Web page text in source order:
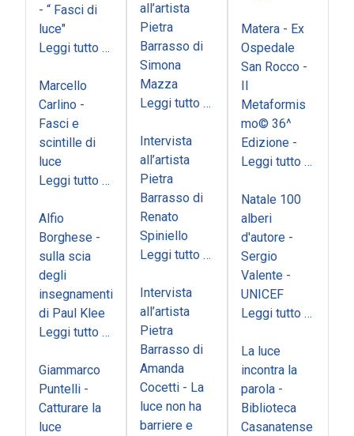
- “ Fasci di
luce"
Leggi tutto …
Marcello
Carlino -
Fasci e
scintille di
luce
Leggi tutto …
Alfio
Borghese -
sulla scia
degli
insegnamenti
di Paul Klee
Leggi tutto …
Giammarco
Puntelli -
Catturare la
luce
all’artista
Pietra
Barrasso di
Simona
Mazza
Leggi tutto …
Intervista
all’artista
Pietra
Barrasso di
Renato
Spiniello
Leggi tutto …
Intervista
all’artista
Pietra
Barrasso di
Amanda
Cocetti - La
luce non ha
barriere e
Matera - Ex
Ospedale
San Rocco -
Il
Metaformis
mo© 36^
Edizione -
Leggi tutto …
Natale 100
alberi
d'autore -
Sergio
Valente -
UNICEF
Leggi tutto …
La luce
incontra la
parola -
Biblioteca
Casanatense